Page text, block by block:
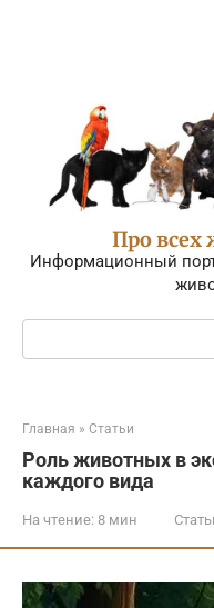
Про
Информационный
Поиск:
Главная » Статьи
Роль животных в
каждого вида
На чтение: 8 мин